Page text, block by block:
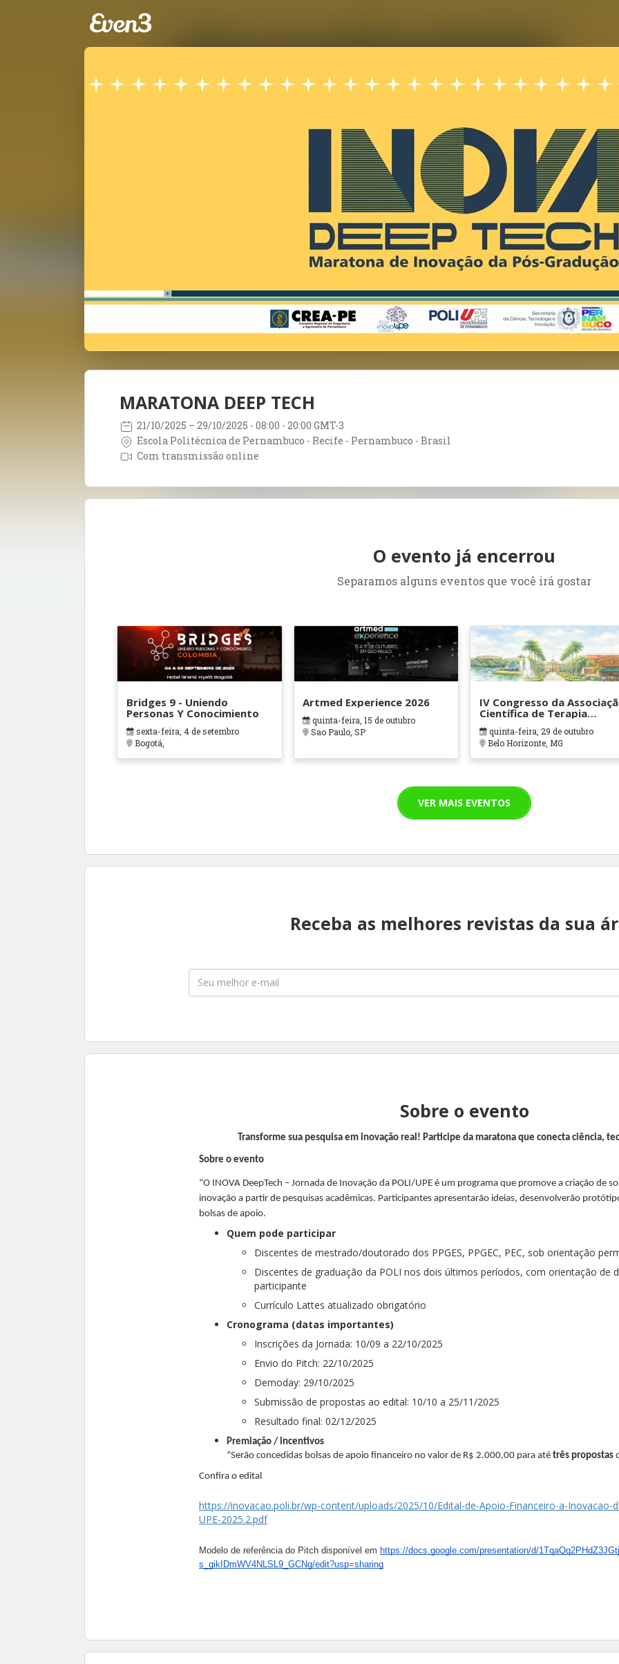
MARATONA DEEP TECH
21/10/2025 – 29/10/2025 - 08:00 - 20:00 GMT-3
Escola Politécnica de Pernambuco - Recife - Pernambuco - Brasil
Com transmissão online
O evento já encerrou
Separamos alguns eventos que você irá gostar
Bridges 9 - Uniendo
Personas Y Conocimiento
sexta-feira, 4 de setembro
Bogotá,
Artmed Experience 2026
quinta-feira, 15 de outubro
Sao Paulo, SP
IV Congresso da
Científica de Terapia
Ocupacional em Contextos
Hospitalares e Cuidados
Paliativos - ATOHOSP
quinta-feira, 29 de outubro
Belo Horizonte, MG
VER MAIS EVENTOS
Receba as melhores revistas da sua
Sobre o evento
Transforme sua pesquisa em inovação real! Participe da maratona que conecta ciência,
Sobre o evento
“O INOVA DeepTech – Jornada de Inovação da POLI/UPE é um programa que promove a criação de
inovação a partir de pesquisas acadêmicas. Participantes apresentarão ideias, desenvolverão
bolsas de apoio.
Quem pode participar
Discentes de mestrado/doutorado dos PPGES, PPGEC, PEC, sob orientação
Discentes de graduação da POLI nos dois últimos períodos, com orientação de
participante
Currículo Lattes atualizado obrigatório
Cronograma (datas importantes)
Inscrições da Jornada: 10/09 a 22/10/2025
Envio do Pitch: 22/10/2025
Demoday: 29/10/2025
Submissão de propostas ao edital: 10/10 a 25/11/2025
Resultado final: 02/12/2025
Premiação / incentivos
“Serão concedidas bolsas de apoio financeiro no valor de R$ 2.000,00 para até três propostas
Confira o edital
https://inovacao.poli.br/wp-content/uploads/2025/10/Edital-de-Apoio-Financeiro-a-Inovacao-
UPE-2025.2.pdf
Modelo de referência do Pitch disponível em https://docs.google.com/presentation/d/
s_gikIDmWV4NLSL9_GCNg/edit?usp=sharing